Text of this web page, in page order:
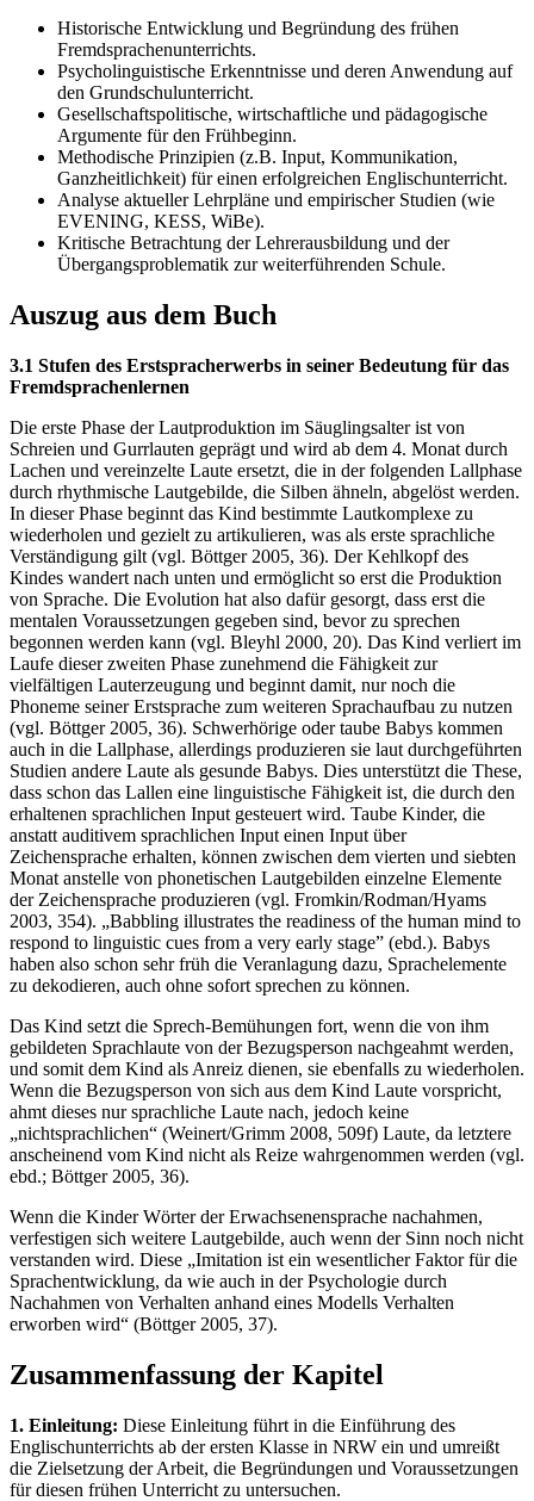
Historische Entwicklung und Begründung des frühen
Fremdsprachenunterrichts.
Psycholinguistische Erkenntnisse und deren Anwendung auf
den Grundschulunterricht.
Gesellschaftspolitische, wirtschaftliche und pädagogische
Argumente für den Frühbeginn.
Methodische Prinzipien (z.B. Input, Kommunikation,
Ganzheitlichkeit) für einen erfolgreichen Englischunterricht.
Analyse aktueller Lehrpläne und empirischer Studien (wie
EVENING, KESS, WiBe).
Kritische Betrachtung der Lehrerausbildung und der
Übergangsproblematik zur weiterführenden Schule.
Auszug aus dem Buch
3.1 Stufen des Erstspracherwerbs in seiner Bedeutung für das
Fremdsprachenlernen
Die erste Phase der Lautproduktion im Säuglingsalter ist von
Schreien und Gurrlauten geprägt und wird ab dem 4. Monat durch
Lachen und vereinzelte Laute ersetzt, die in der folgenden Lallphase
durch rhythmische Lautgebilde, die Silben ähneln, abgelöst werden.
In dieser Phase beginnt das Kind bestimmte Lautkomplexe zu
wiederholen und gezielt zu artikulieren, was als erste sprachliche
Verständigung gilt (vgl. Böttger 2005, 36). Der Kehlkopf des
Kindes wandert nach unten und ermöglicht so erst die Produktion
von Sprache. Die Evolution hat also dafür gesorgt, dass erst die
mentalen Voraussetzungen gegeben sind, bevor zu sprechen
begonnen werden kann (vgl. Bleyhl 2000, 20). Das Kind verliert im
Laufe dieser zweiten Phase zunehmend die Fähigkeit zur
vielfältigen Lauterzeugung und beginnt damit, nur noch die
Phoneme seiner Erstsprache zum weiteren Sprachaufbau zu nutzen
(vgl. Böttger 2005, 36). Schwerhörige oder taube Babys kommen
auch in die Lallphase, allerdings produzieren sie laut durchgeführten
Studien andere Laute als gesunde Babys. Dies unterstützt die These,
dass schon das Lallen eine linguistische Fähigkeit ist, die durch den
erhaltenen sprachlichen Input gesteuert wird. Taube Kinder, die
anstatt auditivem sprachlichen Input einen Input über
Zeichensprache erhalten, können zwischen dem vierten und siebten
Monat anstelle von phonetischen Lautgebilden einzelne Elemente
der Zeichensprache produzieren (vgl. Fromkin/Rodman/Hyams
2003, 354). „Babbling illustrates the readiness of the human mind to
respond to linguistic cues from a very early stage” (ebd.). Babys
haben also schon sehr früh die Veranlagung dazu, Sprachelemente
zu dekodieren, auch ohne sofort sprechen zu können.
Das Kind setzt die Sprech-Bemühungen fort, wenn die von ihm
gebildeten Sprachlaute von der Bezugsperson nachgeahmt werden,
und somit dem Kind als Anreiz dienen, sie ebenfalls zu wiederholen.
Wenn die Bezugsperson von sich aus dem Kind Laute vorspricht,
ahmt dieses nur sprachliche Laute nach, jedoch keine
„nichtsprachlichen“ (Weinert/Grimm 2008, 509f) Laute, da letztere
anscheinend vom Kind nicht als Reize wahrgenommen werden (vgl.
ebd.; Böttger 2005, 36).
Wenn die Kinder Wörter der Erwachsenensprache nachahmen,
verfestigen sich weitere Lautgebilde, auch wenn der Sinn noch nicht
verstanden wird. Diese „Imitation ist ein wesentlicher Faktor für die
Sprachentwicklung, da wie auch in der Psychologie durch
Nachahmen von Verhalten anhand eines Modells Verhalten
erworben wird“ (Böttger 2005, 37).
Zusammenfassung der Kapitel
1. Einleitung: Diese Einleitung führt in die Einführung des
Englischunterrichts ab der ersten Klasse in NRW ein und umreißt
die Zielsetzung der Arbeit, die Begründungen und Voraussetzungen
für diesen frühen Unterricht zu untersuchen.